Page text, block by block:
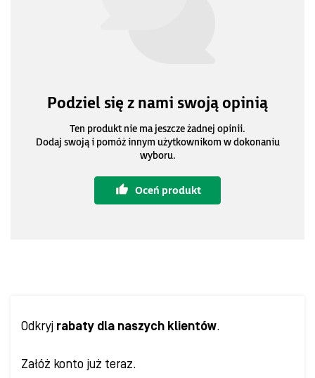
Podziel się z nami swoją opinią
Ten produkt nie ma jeszcze żadnej opinii.
Dodaj swoją i pomóż innym użytkownikom w dokonaniu
wyboru.
Oceń produkt
Odkryj rabaty dla naszych klientów.
Załóż konto już teraz.